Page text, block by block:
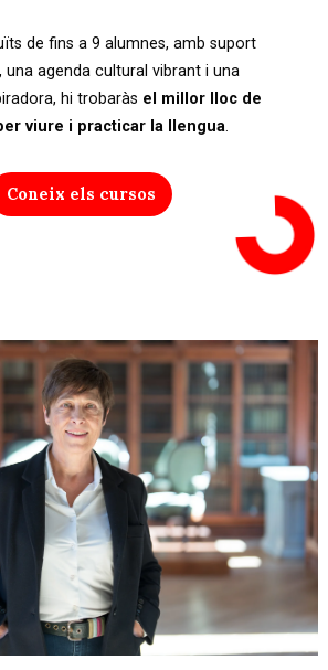
de fins a 9 alumnes, amb suport
una agenda cultural vibrant i una
hi trobaràs el millor lloc de
viure i practicar la llengua.
Coneix els cursos